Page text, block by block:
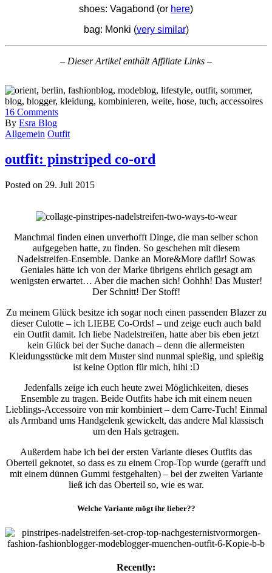
shoes: Vagabond (or here)
bag: Monki (very similar)
– Dieser Artikel enthält Affiliate Links –
16 Comments
By Esra Blog
Allgemein Outfit
outfit: pinstriped co-ord
Posted on 29. Juli 2015
Manchmal finden einen unverhofft Dinge, die man selber schon
aufgegeben hatte, zu finden. So geschehen mit diesem
Nadelstreifen-Ensemble. Danke an More&More dafür! Sowas
Geniales hätte ich von der Marke übrigens ehrlich gesagt am
wenigsten erwartet… Aber die machen sich! Oohhh! Das Muster!
Der Schnitt! Der Stoff!
Zu meinem Glück besitze ich sogar noch einen passenden Blazer zu
dieser Culotte – ich LIEBE Co-Ords! – und zeige euch auch bald
ein Outfit damit. Ich liebe Nadelstreifen, hatte aber bis eben jetzt
kein Glück bei der Suche danach – denn die allermeisten
Kleidungsstücke mit dem Muster sind nunmal spießig, und spießig
ist keine Option für mich, hihi :D
Jedenfalls zeige ich euch heute zwei Möglichkeiten, dieses
Ensemble zu tragen. Beide Outfits habe ich mit einem neuen
Lieblings-Accessoire von mir kombiniert – dem Carre-Tuch! Einmal
als Armband ums Handgelenk gewickelt, das andere Mal klassisch
um den Hals getragen.
Außerdem habe ich bei der ersten Variante dieses Outfits das
Oberteil geknotet, so dass es zu einem Crop-Top wurde (gerafft und
mit einem dünnen Gummi festgehalten) – bei der zweiten Variante
ließ ich das Oberteil so, wie es war.
Welche Variante mögt ihr lieber??
Recently: